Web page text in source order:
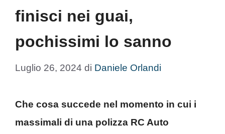
finisci nei guai,
pochissimi lo sanno
Luglio 26, 2024 di Daniele Orlandi
Che cosa succede nel momento in cui i
massimali di una polizza RC Auto